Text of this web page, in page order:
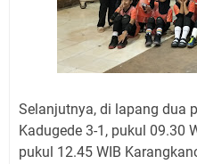
Selanjutnya, di lapang dua
Kadugede 3-1, pukul 09.30
pukul 12.45 WIB